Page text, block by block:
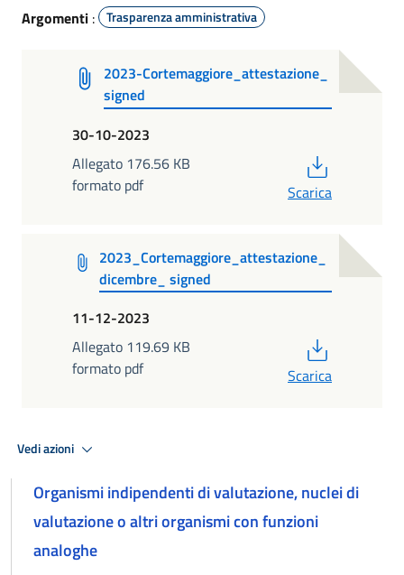
Argomenti : Trasparenza amministrativa
2023-Cortemaggiore_attestazione_
signed
30-10-2023
Allegato 176.56 KB
formato pdf
Scarica
2023_Cortemaggiore_attestazione_
dicembre_ signed
11-12-2023
Allegato 119.69 KB
formato pdf
Scarica
Vedi azioni
Organismi indipendenti di valutazione, nuclei di
valutazione o altri organismi con funzioni
analoghe